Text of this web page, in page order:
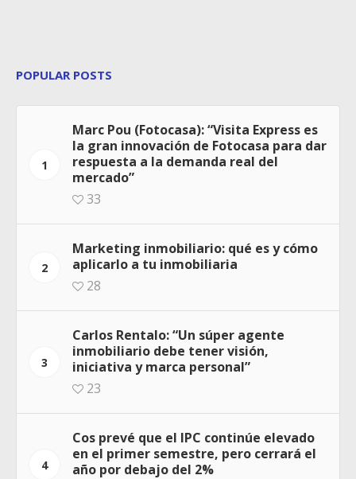
POPULAR POSTS
1
Marc Pou (Fotocasa): “Visita Express es
la gran innovación de Fotocasa para dar
respuesta a la demanda real del
mercado”
33
2
Marketing inmobiliario: qué es y cómo
aplicarlo a tu inmobiliaria
28
3
Carlos Rentalo: “Un súper agente
inmobiliario debe tener visión,
iniciativa y marca personal”
23
4
Cos prevé que el IPC continúe elevado
en el primer semestre, pero cerrará el
año por debajo del 2%